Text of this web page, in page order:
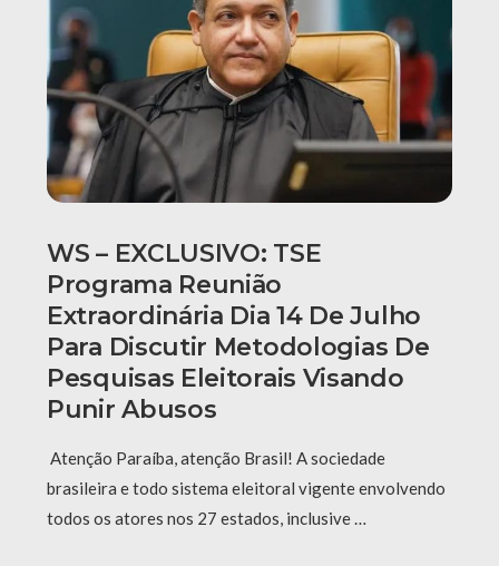
WS – EXCLUSIVO: TSE
Programa Reunião
Extraordinária Dia 14 De Julho
Para Discutir Metodologias De
Pesquisas Eleitorais Visando
Punir Abusos
Atenção Paraíba, atenção Brasil! A sociedade
brasileira e todo sistema eleitoral vigente envolvendo
todos os atores nos 27 estados, inclusive …